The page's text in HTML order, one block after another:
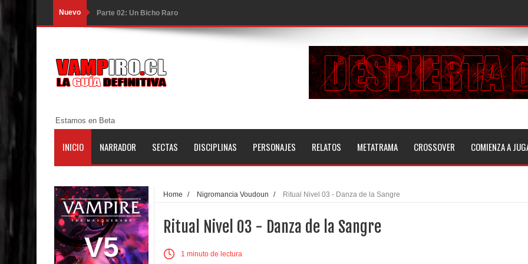
Nuevo Parte 02: Un Bicho Raro
Parte 01: Una Misión de Locos
Parte 03: Forastero en Tierra Muerta
Parte 10: El Secreto
Parte 06: El Trato con los Muertos
Parte 05: Sitiados
Parte 04: Se Descubre el Pastel
Parte 03: Una Piraña en el Bidé
Estamos en Beta
INICIO NARRADOR SECTAS DISCIPLINAS PERSONAJES RELATOS METATRAMA CROSSOVER COMIENZA A
V5
Home / Nigromancia Voudoun / Ritual Nivel 03 - Danza de la Sangre
Ritual Nivel 03 - Danza de la Sangre
1 minuto de lectura